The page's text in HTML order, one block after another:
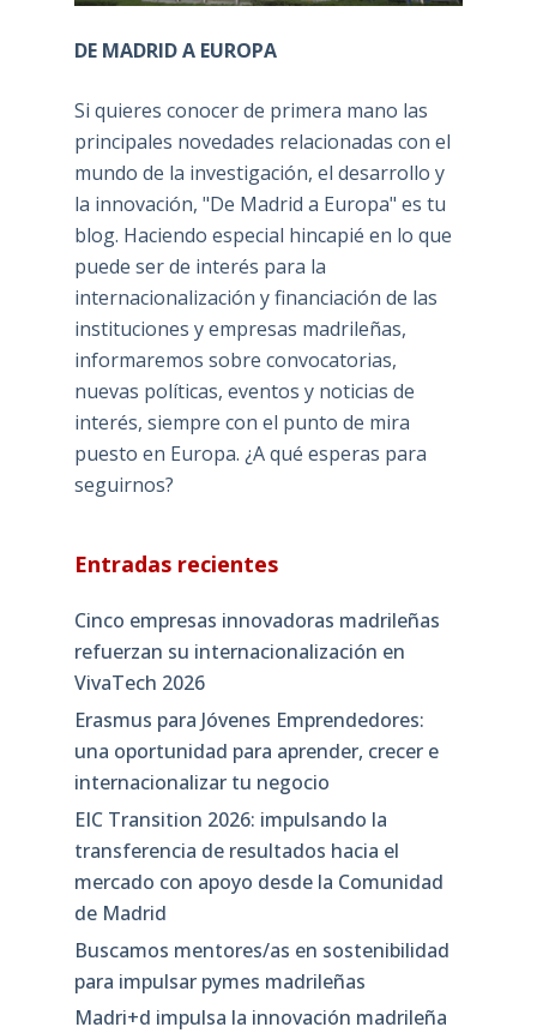
DE MADRID A EUROPA
Si quieres conocer de primera mano las
principales novedades relacionadas con el
mundo de la investigación, el desarrollo y
la innovación, "De Madrid a Europa" es tu
blog. Haciendo especial hincapié en lo que
puede ser de interés para la
internacionalización y financiación de las
instituciones y empresas madrileñas,
informaremos sobre convocatorias,
nuevas políticas, eventos y noticias de
interés, siempre con el punto de mira
puesto en Europa. ¿A qué esperas para
seguirnos?
Entradas recientes
Cinco empresas innovadoras madrileñas
refuerzan su internacionalización en
VivaTech 2026
Erasmus para Jóvenes Emprendedores:
una oportunidad para aprender, crecer e
internacionalizar tu negocio
EIC Transition 2026: impulsando la
transferencia de resultados hacia el
mercado con apoyo desde la Comunidad
de Madrid
Buscamos mentores/as en sostenibilidad
para impulsar pymes madrileñas
Madri+d impulsa la innovación madrileña